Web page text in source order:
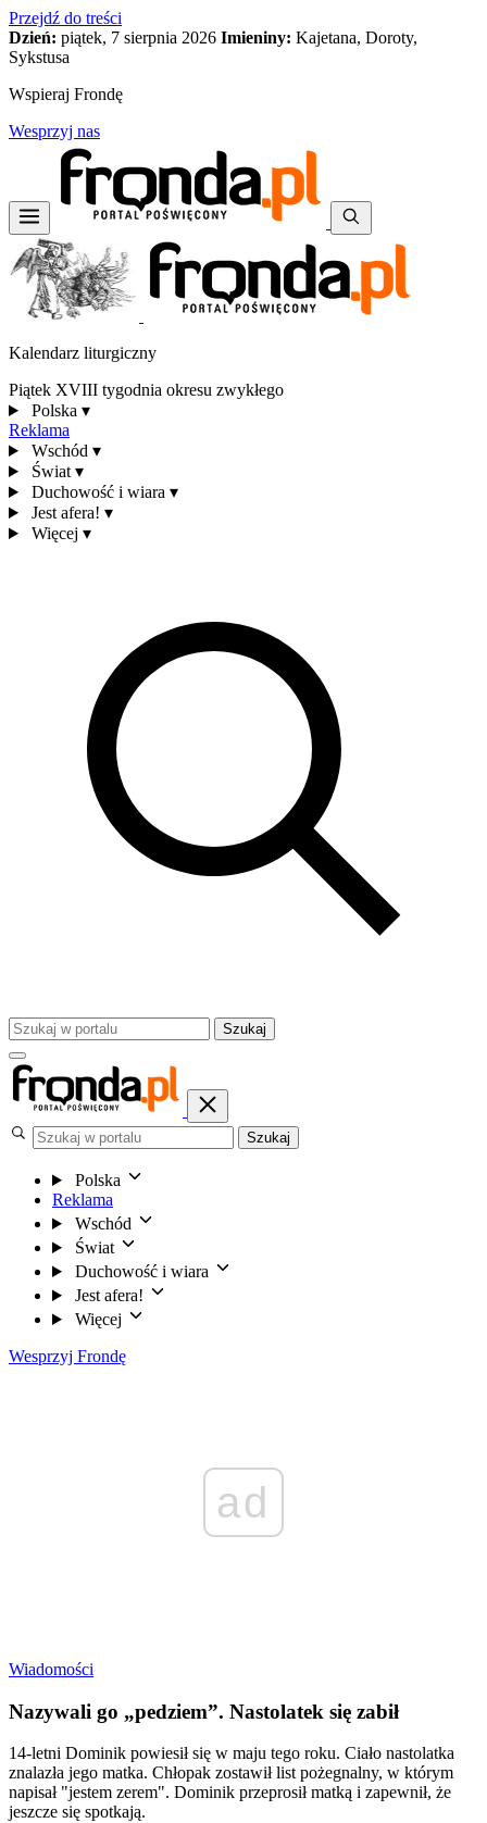
Przejdź do treści
Dzień: piątek, 7 sierpnia 2026 Imieniny: Kajetana, Doroty,
Sykstusa
Wspieraj Frondę
Wesprzyj nas
Kalendarz liturgiczny
Piątek XVIII tygodnia okresu zwykłego
Polska ▾
Reklama
Wschód ▾
Świat ▾
Duchowość i wiara ▾
Jest afera! ▾
Więcej ▾
Szukaj
Szukaj
Polska
Reklama
Wschód
Świat
Duchowość i wiara
Jest afera!
Więcej
Wesprzyj Frondę
ad
Wiadomości
Nazywali go „pedziem”. Nastolatek się zabił
14-letni Dominik powiesił się w maju tego roku. Ciało nastolatka
znalazła jego matka. Chłopak zostawił list pożegnalny, w którym
napisał "jestem zerem". Dominik przeprosił matką i zapewnił, że
jeszcze się spotkają.